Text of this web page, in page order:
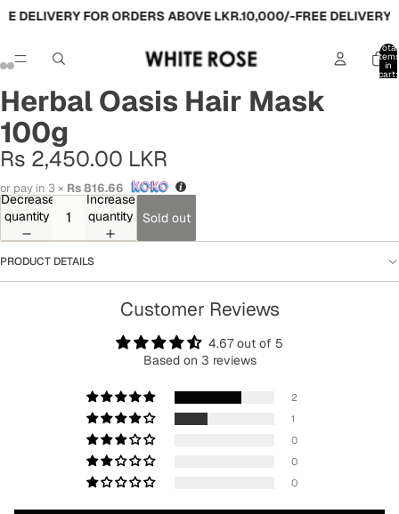
DELIVERY FOR ORDERS ABOVE LKR.10,000/-FREE DELIVERY
Total
items
in
cart:
Herbal Oasis Hair Mask
100g
Rs 2,450.00 LKR
or pay in 3 × Rs 816.66
Decrease
quantity
Increase
quantity
Sold out
PRODUCT DETAILS
Customer Reviews
4.67 out of 5
Based on 3 reviews
2
1
0
0
0